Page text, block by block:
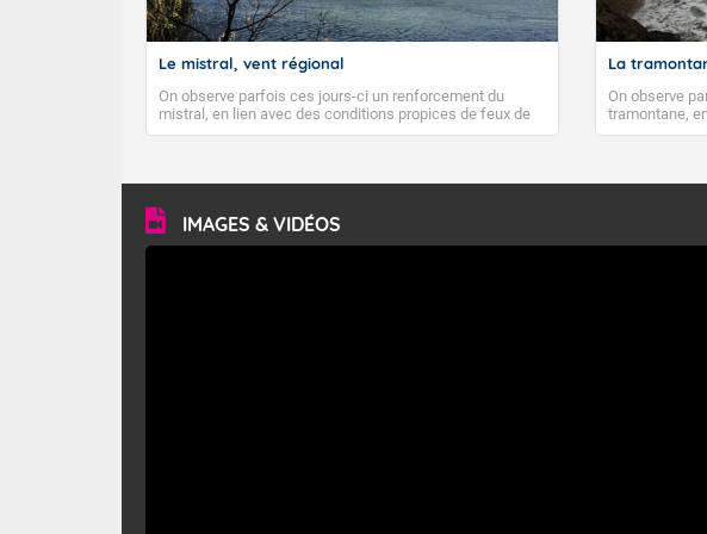
Températures maximales : 34
Petit vent de Sud généralement
Pour lundi matin.
Températures minimales : 21
Le mistral, vent régional
On observe parfois ces jours-ci un renforcement du
mistral, en lien avec des conditions propices de feux de
forêt. Mais qu'est-ce que le mistral ? Quelles sont ses
vitesse moyenne de 50 km/h et atteindre 80 à 100 km/h
du Rhône et la Provence et envahit le littoral
méditerranéen à partir de la Camargue.
La
On observe
tramontane,
de forêt. Mais
à nord-ouest,
IMAGES & VIDÉOS